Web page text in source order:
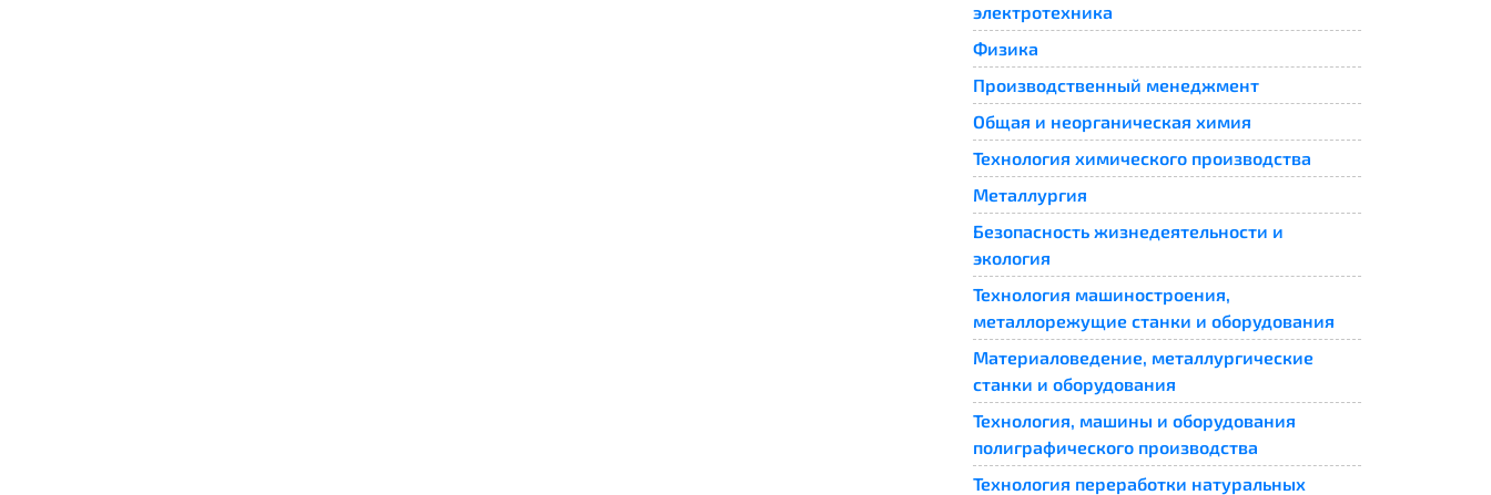
электротехника
Физика
Производственный менеджмент
Общая и неорганическая химия
Технология химического производства
Металлургия
Безопасность жизнедеятельности и
экология
Технология машиностроения,
металлорежущие станки и оборудования
Материаловедение, металлургические
станки и оборудования
Технология, машины и оборудования
полиграфического производства
Технология переработки натуральных